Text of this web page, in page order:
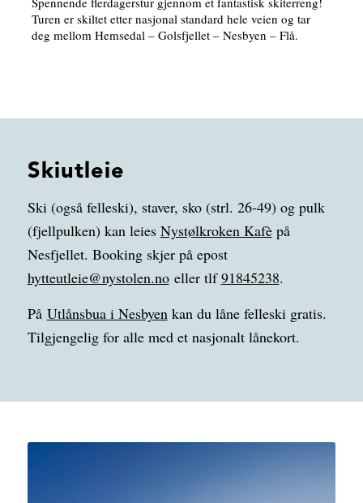
Turen er skiltet etter nasjonal standard hele veien og tar
deg mellom Hemsedal – Golsfjellet – Nesbyen – Flå.
Skiutleie
Ski (også felleski), staver, sko (strl. 26-49) og pulk
(fjellpulken) kan leies Nystølkroken Kafèpå
Nesfjellet. Booking skjer på epost
hytteutleie@nystolen.noeller tlf91845238.
På Utlånsbua i Nesbyenkan du låne felleski gratis.
Tilgjengelig for alle med et nasjonalt lånekort.